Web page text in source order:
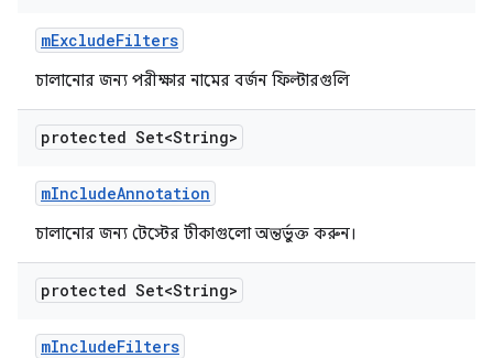
mExcludeFilters
চালানোর জন্য পরীক্ষার নামের বর্জন ফিল্টারগুলি
protected Set<String>
mIncludeAnnotation
চালানোর জন্য টেস্টের টীকাগুলো অন্তর্ভুক্ত করুন।
protected Set<String>
mIncludeFilters